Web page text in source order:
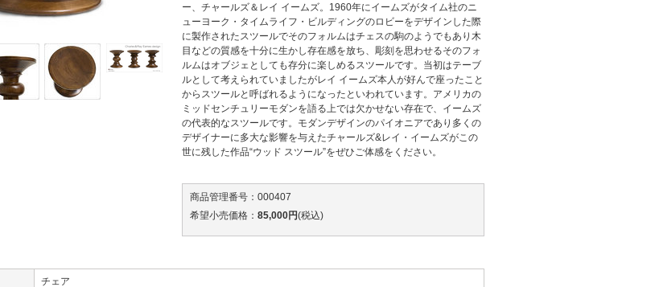
ー、チャールズ＆レイ イームズ。1960年にイームズがタイム社のニ
ューヨーク・タイムライフ・ビルディングのロビーをデザインした際
に製作されたスツールでそのフォルムはチェスの駒のようでもあり木
目などの質感を十分に生かし存在感を放ち、彫刻を思わせるそのフォ
ルムはオブジェとしても存分に楽しめるスツールです。当初はテーブ
ルとして考えられていましたがレイ イームズ本人が好んで座ったこと
からスツールと呼ばれるようになったといわれています。アメリカの
ミッドセンチュリーモダンを語る上では欠かせない存在で、イームズ
の代表的なスツールです。モダンデザインのパイオニアであり多くの
デザイナーに多大な影響を与えたチャールズ&レイ・イームズがこの
世に残した作品“ウッド スツール”をぜひご体感をください。
商品管理番号：000407
希望小売価格： 85,000円(税込)
チェア